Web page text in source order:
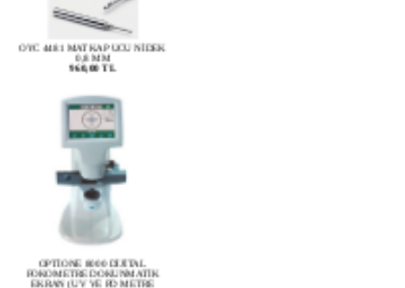
OYC 4481 MATKAP UCU NİDEK
960,00 TL
OPTİONE 8000 DİJİTAL
EKRAN (UV VE PD METRE
ÖLÇÜMÜ)
78.930,00 TL